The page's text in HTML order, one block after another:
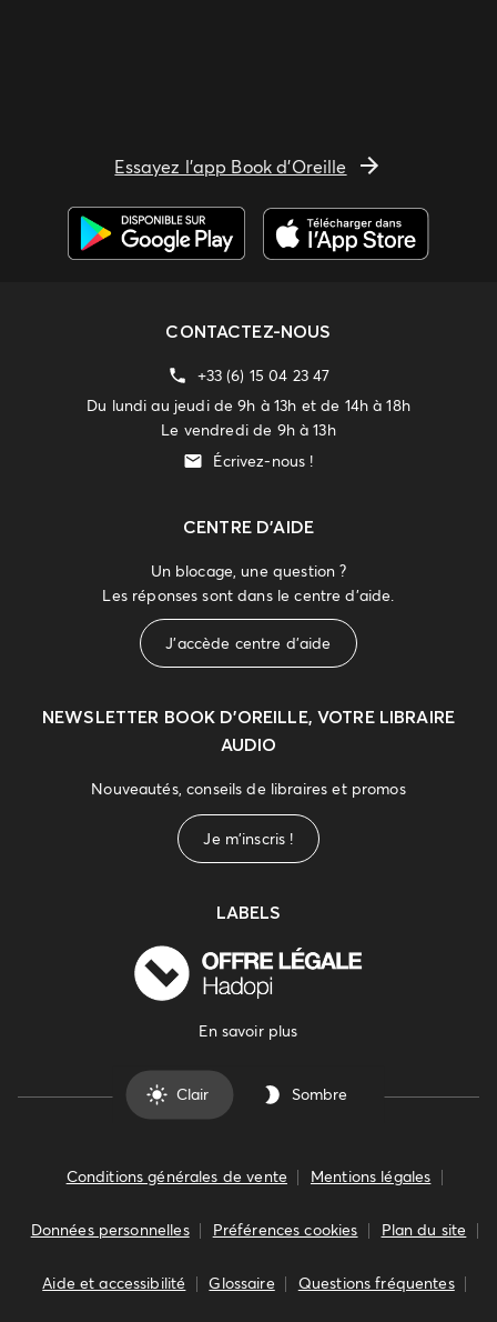
Essayez l'app Book d'Oreille
CONTACTEZ-NOUS
+33 (6) 15 04 23 47
Du lundi au jeudi de 9h à 13h et de 14h à 18h
Le vendredi de 9h à 13h
Écrivez-nous !
CENTRE D'AIDE
Un blocage, une question ?
Les réponses sont dans le centre d'aide.
J'accède centre d'aide
NEWSLETTER BOOK D’OREILLE, VOTRE LIBRAIRE
AUDIO
Nouveautés, conseils de libraires et promos
Je m'inscris !
LABELS
En savoir plus
Clair Sombre
Conditions générales de vente Mentions légales
Données personnelles Préférences cookies Plan du site
Aide et accessibilité Glossaire Questions fréquentes